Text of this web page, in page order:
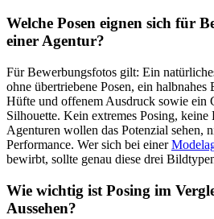
Welche Posen eignen sich für
einer Agentur?
Für Bewerbungsfotos gilt: Ein
ohne übertriebene Posen, ein
Hüfte und offenem Ausdruck sowie ein
Silhouette. Kein extremes Posing,
Agenturen wollen das Potenzial sehen,
Performance. Wer sich bei einer
bewirbt, sollte genau diese drei
Wie wichtig ist Posing im
Aussehen?